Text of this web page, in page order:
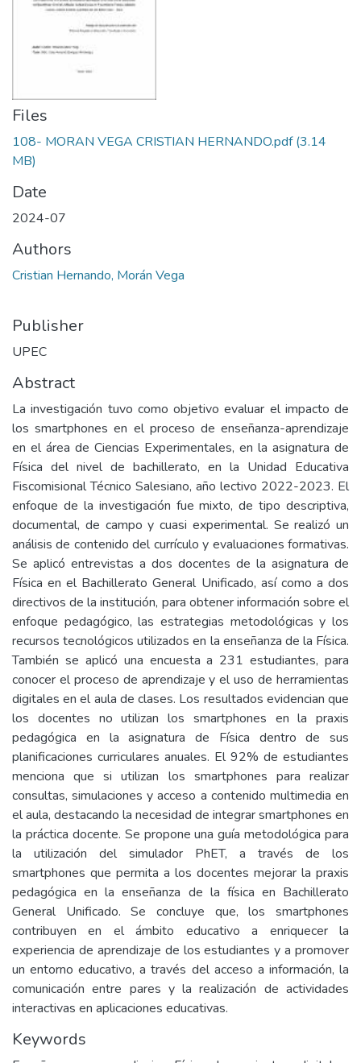
Files
108- MORAN VEGA CRISTIAN HERNANDO.pdf(3.14
MB)
Date
2024-07
Authors
Cristian Hernando, Morán Vega
Publisher
UPEC
Abstract
La investigación tuvo como objetivo evaluar el impacto de
los smartphones en el proceso de enseñanza-aprendizaje
en el área de Ciencias Experimentales, en la asignatura de
Física del nivel de bachillerato, en la Unidad Educativa
Fiscomisional Técnico Salesiano, año lectivo 2022-2023. El
enfoque de la investigación fue mixto, de tipo descriptiva,
documental, de campo y cuasi experimental. Se realizó un
análisis de contenido del currículo y evaluaciones formativas.
Se aplicó entrevistas a dos docentes de la asignatura de
Física en el Bachillerato General Unificado, así como a dos
directivos de la institución, para obtener información sobre el
enfoque pedagógico, las estrategias metodológicas y los
recursos tecnológicos utilizados en la enseñanza de la Física.
También se aplicó una encuesta a 231 estudiantes, para
conocer el proceso de aprendizaje y el uso de herramientas
digitales en el aula de clases. Los resultados evidencian que
los docentes no utilizan los smartphones en la praxis
pedagógica en la asignatura de Física dentro de sus
planificaciones curriculares anuales. El 92% de estudiantes
menciona que si utilizan los smartphones para realizar
consultas, simulaciones y acceso a contenido multimedia en
el aula, destacando la necesidad de integrar smartphones en
la práctica docente. Se propone una guía metodológica para
la utilización del simulador PhET, a través de los
smartphones que permita a los docentes mejorar la praxis
pedagógica en la enseñanza de la física en Bachillerato
General Unificado. Se concluye que, los smartphones
contribuyen en el ámbito educativo a enriquecer la
experiencia de aprendizaje de los estudiantes y a promover
un entorno educativo, a través del acceso a información, la
comunicación entre pares y la realización de actividades
interactivas en aplicaciones educativas.
Keywords